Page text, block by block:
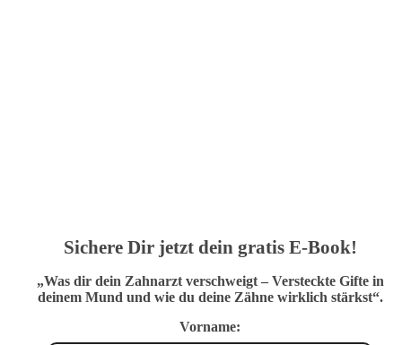
Sichere Dir jetzt dein gratis E-Book!
„Was dir dein Zahnarzt verschweigt – Versteckte Gifte in
deinem Mund und wie du deine Zähne wirklich stärkst“.
Vorname: